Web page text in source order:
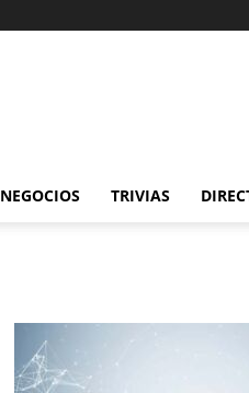
NEGOCIOS TRIVIAS